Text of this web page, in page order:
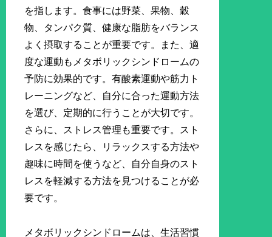
を指します。食事には野菜、果物、穀
物、タンパク質、健康な脂肪をバランス
よく摂取することが重要です。また、適
度な運動もメタボリックシンドロームの
予防に効果的です。有酸素運動や筋力ト
レーニングなど、自分に合った運動方法
を選び、定期的に行うことが大切です。
さらに、ストレス管理も重要です。スト
レスを感じたら、リラックスする方法や
趣味に時間を使うなど、自分自身のスト
レスを軽減する方法を見つけることが必
要です。
メタボリックシンドロームは、生活習慣